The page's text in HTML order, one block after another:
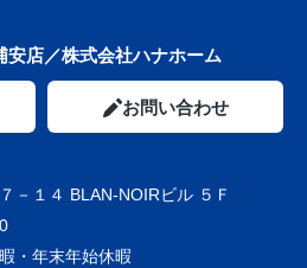
安店／株式会社ハナホーム
お問い合わせ
－１４ BLAN-NOIRビル ５Ｆ
・年末年始休暇